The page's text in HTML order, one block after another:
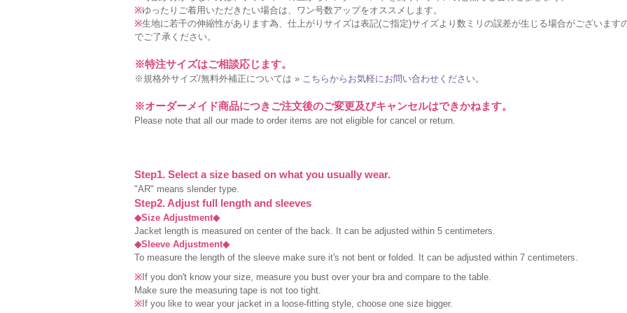
※ゆったりご着用いただきたい場合は、ワン号数アップをオススメします。
※生地に若干の伸縮性があります為、仕上がりサイズは表記(ご指定)サイズより数ミリの誤差が生じる場合がございます
でご了承ください。
※特注サイズはご相談応じます。
※規格外サイズ/無料外補正については » こちらからお気軽にお問い合わせください。
※オーダーメイド商品につきご注文後のご変更及びキャンセルはできかねます。
Please note that all our made to order items are not eligible for cancel or return.
Step1. Select a size based on what you usually wear.
"AR" means slender type.
Step2. Adjust full length and sleeves
◆Size Adjustment◆
Jacket length is measured on center of the back. It can be adjusted within 5 centimeters.
◆Sleeve Adjustment◆
To measure the length of the sleeve make sure it's not bent or folded. It can be adjusted within 7 centimeters.
※ If you don't know your size, measure you bust over your bra and compare to the table.
Make sure the measuring tape is not too tight.
※ If you like to wear your jacket in a loose-fitting style, choose one size bigger.